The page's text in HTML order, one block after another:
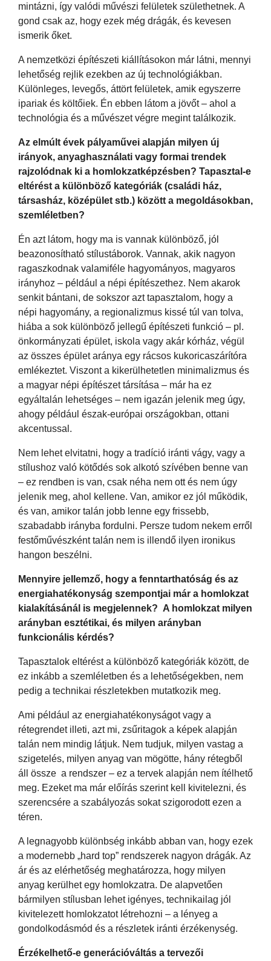
mintázni, így valódi művészi felületek születhetnek. A
gond csak az, hogy ezek még drágák, és kevesen
ismerik őket.
A nemzetközi építészeti kiállításokon már látni, mennyi
lehetőség rejlik ezekben az új technológiákban.
Különleges, levegős, áttört felületek, amik egyszerre
ipariak és költőiek. Én ebben látom a jövőt – ahol a
technológia és a művészet végre megint találkozik.
Az elmúlt évek pályaművei alapján milyen új
irányok, anyaghasználati vagy formai trendek
rajzolódnak ki a homlokzatképzésben? Tapasztal-e
eltérést a különböző kategóriák (családi ház,
társasház, középület stb.) között a megoldásokban,
szemléletben?
Én azt látom, hogy ma is vannak különböző, jól
beazonosítható stílustáborok. Vannak, akik nagyon
ragaszkodnak valamiféle hagyományos, magyaros
irányhoz – például a népi építészethez. Nem akarok
senkit bántani, de sokszor azt tapasztalom, hogy a
népi hagyomány, a regionalizmus kissé túl van tolva,
hiába a sok különböző jellegű építészeti funkció – pl.
önkormányzati épület, iskola vagy akár kórház, végül
az összes épület aránya egy rácsos kukoricaszárítóra
emlékeztet. Viszont a kikerülhetetlen minimalizmus és
a magyar népi építészet társítása – már ha ez
egyáltalán lehetséges – nem igazán jelenik meg úgy,
ahogy például észak-európai országokban, ottani
akcentussal.
Nem lehet elvitatni, hogy a tradíció iránti vágy, vagy a
stílushoz való kötődés sok alkotó szívében benne van
– ez rendben is van, csak néha nem ott és nem úgy
jelenik meg, ahol kellene. Van, amikor ez jól működik,
és van, amikor talán jobb lenne egy frissebb,
szabadabb irányba fordulni. Persze tudom nekem erről
festőművészként talán nem is illendő ilyen ironikus
hangon beszélni.
Mennyire jellemző, hogy a fenntarthatóság és az
energiahatékonyság szempontjai már a homlokzat
kialakításánál is megjelennek? A homlokzat milyen
arányban esztétikai, és milyen arányban
funkcionális kérdés?
Tapasztalok eltérést a különböző kategóriák között, de
ez inkább a szemléletben és a lehetőségekben, nem
pedig a technikai részletekben mutatkozik meg.
Ami például az energiahatékonyságot vagy a
rétegrendet illeti, azt mi, zsűritagok a képek alapján
talán nem mindig látjuk. Nem tudjuk, milyen vastag a
szigetelés, milyen anyag van mögötte, hány rétegből
áll össze a rendszer – ez a tervek alapján nem ítélhető
meg. Ezeket ma már előírás szerint kell kivitelezni, és
szerencsére a szabályozás sokat szigorodott ezen a
téren.
A legnagyobb különbség inkább abban van, hogy ezek
a modernebb „hard top” rendszerek nagyon drágák. Az
ár és az elérhetőség meghatározza, hogy milyen
anyag kerülhet egy homlokzatra. De alapvetően
bármilyen stílusban lehet igényes, technikailag jól
kivitelezett homlokzatot létrehozni – a lényeg a
gondolkodásmód és a részletek iránti érzékenység.
Érzékelhető-e generációváltás a tervezői